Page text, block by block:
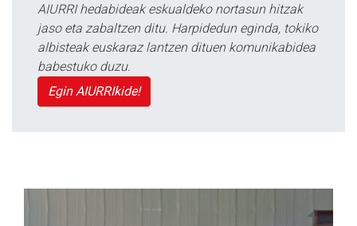
AIURRI hedabideak eskualdeko nortasun hitzak
jaso eta zabaltzen ditu. Harpidedun eginda, tokiko
albisteak euskaraz lantzen dituen komunikabidea
babestuko duzu.
Egin AIURRIkide!